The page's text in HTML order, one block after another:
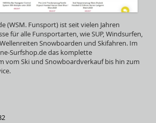
(WSM. Funsport) ist seit vielen Jahren
für alle Funsportarten, wie SUP, Windsurfen,
Snowboarden und Skifahren. Im
Surfshop.de das komplette
vom Ski und Snowboardverkauf bis hin zum